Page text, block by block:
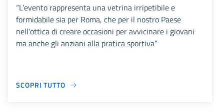
“L’evento rappresenta una vetrina irripetibile e
formidabile sia per Roma, che per il nostro Paese
nell’ottica di creare occasioni per avvicinare i giovani
ma anche gli anziani alla pratica sportiva”
SCOPRI TUTTO